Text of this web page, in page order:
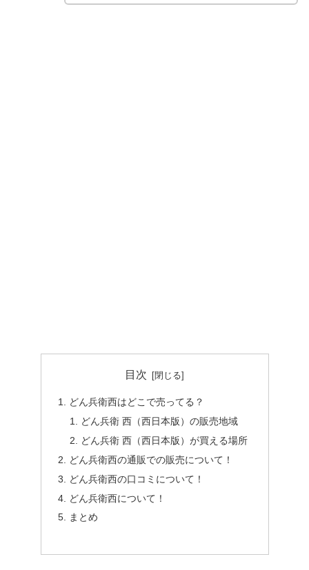
目次
どん兵衛西はどこで売ってる？
どん兵衛 西（西日本版）の販売地域
どん兵衛 西（西日本版）が買える場所
どん兵衛西の通販での販売について！
どん兵衛西の口コミについて！
どん兵衛西について！
まとめ